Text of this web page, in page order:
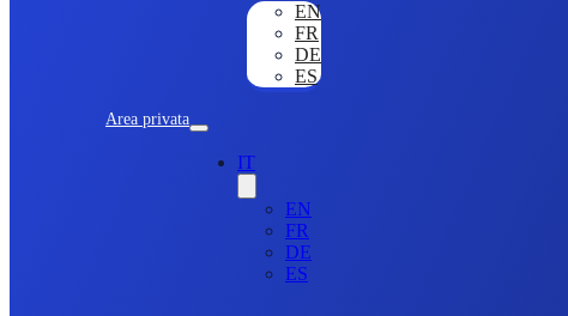
Area privata
EN
FR
DE
ES
IT
EN
FR
DE
ES